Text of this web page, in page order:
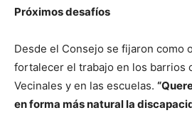
Próximos desafíos
Desde el Consejo se fijaron como
fortalecer el trabajo en los barrios
Vecinales y en las escuelas.
en forma más natural la